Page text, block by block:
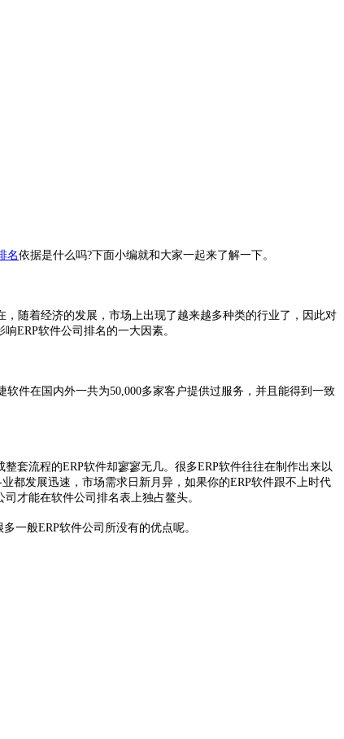
名依据是什么吗?下面小编就和大家一起来了解一下。
随着经济的发展，市场上出现了越来越多种类的行业了，因此对
ERP软件公司排名的一大因素。
件在国内外一共为50,000多家客户提供过服务，并且能得到一致
套流程的ERP软件却寥寥无几。很多ERP软件往往在制作出来以
都发展迅速，市场需求日新月异，如果你的ERP软件跟不上时代
才能在软件公司排名表上独占鳌头。
一般ERP软件公司所没有的优点呢。